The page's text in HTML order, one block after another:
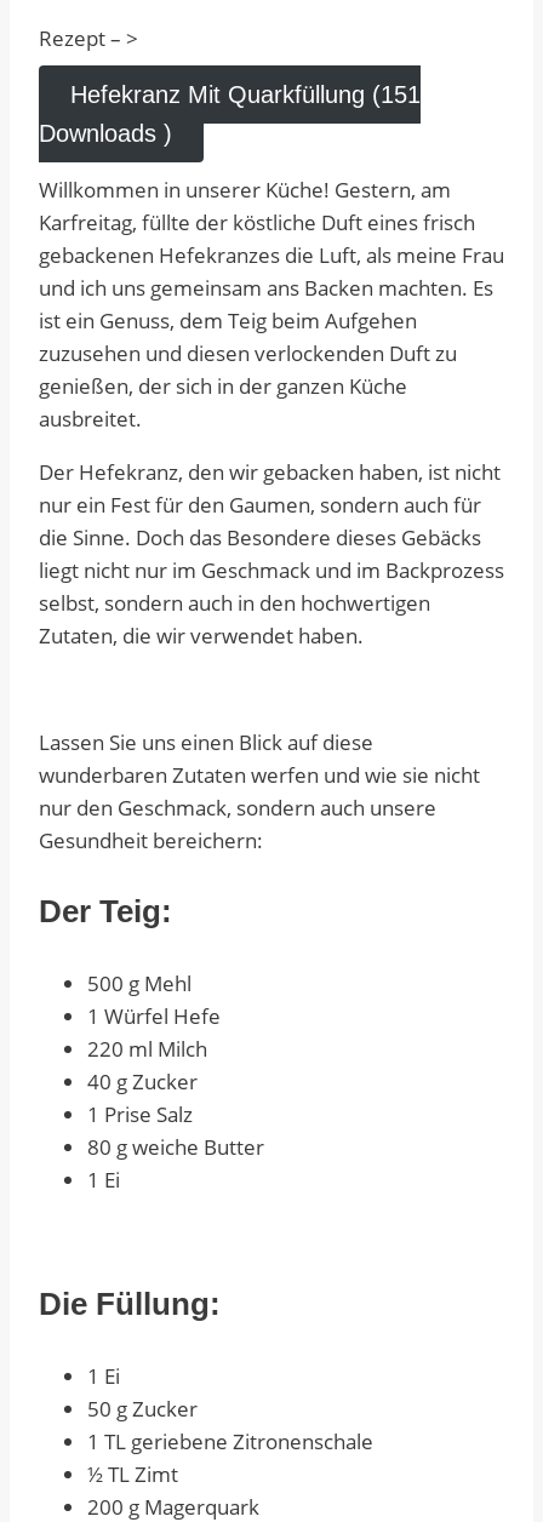
Rezept – >
Hefekranz Mit Quarkfüllung (151
Downloads )
Willkommen in unserer Küche! Gestern, am
Karfreitag, füllte der köstliche Duft eines frisch
gebackenen Hefekranzes die Luft, als meine Frau
und ich uns gemeinsam ans Backen machten. Es
ist ein Genuss, dem Teig beim Aufgehen
zuzusehen und diesen verlockenden Duft zu
genießen, der sich in der ganzen Küche
ausbreitet.
Der Hefekranz, den wir gebacken haben, ist nicht
nur ein Fest für den Gaumen, sondern auch für
die Sinne. Doch das Besondere dieses Gebäcks
liegt nicht nur im Geschmack und im Backprozess
selbst, sondern auch in den hochwertigen
Zutaten, die wir verwendet haben.
Lassen Sie uns einen Blick auf diese
wunderbaren Zutaten werfen und wie sie nicht
nur den Geschmack, sondern auch unsere
Gesundheit bereichern:
Der Teig:
500 g Mehl
1 Würfel Hefe
220 ml Milch
40 g Zucker
1 Prise Salz
80 g weiche Butter
1 Ei
Die Füllung:
1 Ei
50 g Zucker
1 TL geriebene Zitronenschale
½ TL Zimt
200 g Magerquark